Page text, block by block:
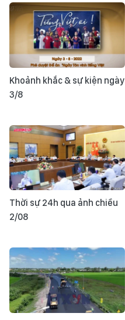
Khoảnh khắc & sự kiện ngày
3/8
Thời sự 24h qua ảnh chiều
2/08